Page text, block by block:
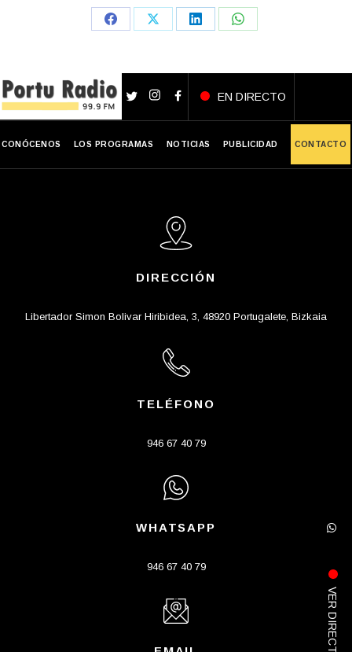
Share
Facebook
Share
X
Share
LinkedIn
Share
WhatsApp
EN DIRECTO
CONÓCENOS LOS PROGRAMAS NOTICIAS PUBLICIDAD CONTACTO
DIRECCIÓN
Libertador Simon Bolivar Hiribidea, 3, 48920 Portugalete, Bizkaia
TELÉFONO
946 67 40 79
WHATSAPP
946 67 40 79
VER DIRECTO